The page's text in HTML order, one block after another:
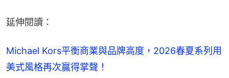
延伸閱讀：
Michael Kors平衡商業與品牌高度，2026春夏系列用
美式風格再次贏得掌聲！